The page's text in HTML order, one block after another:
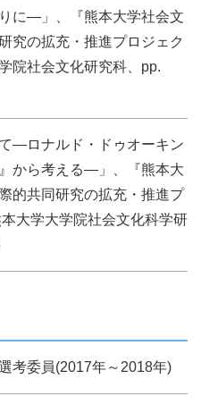
に―」、『熊本大学社会文
究の拡充・推進プロジェク
院社会文化研究科、pp.
―ロナルド・ドゥオーキン
から考える―」、『熊本大
的共同研究の拡充・推進プ
大学大学院社会文化科学研
考委員(2017年～2018年)